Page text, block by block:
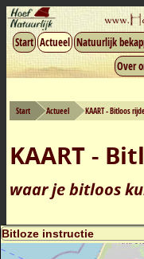
Start Actueel Natuurlijk
Over
Start Actueel KAART - Bitloos
KAART -
waar je bitloos